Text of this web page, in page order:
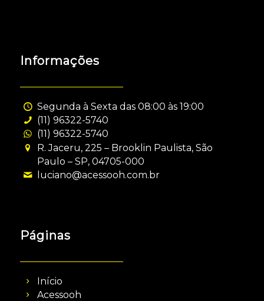
Informações
Segunda à Sexta das 08:00 às 19:00
(11) 96322-5740
(11) 96322-5740
R. Jaceru, 225 – Brooklin Paulista, São
Paulo – SP, 04705-000
luciano@acessooh.com.br
Páginas
Início
Acessooh